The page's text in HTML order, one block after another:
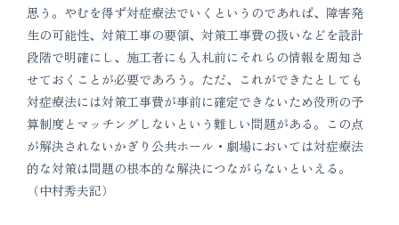
思う。やむを得ず対症療法でいくというのであれば、障害発
生の可能性、対策工事の要領、対策工事費の扱いなどを設計
段階で明確にし、施工者にも入札前にそれらの情報を周知さ
せておくことが必要であろう。ただ、これができたとしても
対症療法には対策工事費が事前に確定できないため役所の予
算制度とマッチングしないという難しい問題がある。この点
が解決されないかぎり公共ホール・劇場においては対症療法
的な対策は問題の根本的な解決につながらないといえる。
（中村秀夫記）